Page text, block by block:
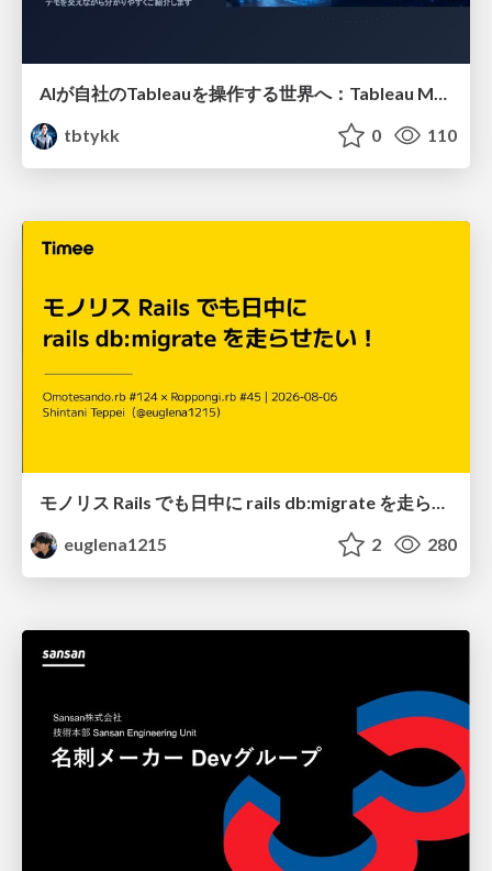
AIが自社のTableauを操作する世界へ：Tableau MCP超入門
tbtykk
0 110
モノリス Rails でも日中に rails db:migrate を走らせたい！ / Daytime rails db:migrate on Monolithic Rails!
euglena1215
2 280